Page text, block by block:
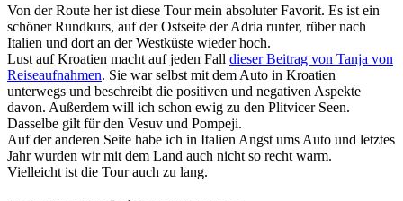
Von der Route her ist diese Tour mein absoluter Favorit. Es ist ein
schöner Rundkurs, auf der Ostseite der Adria runter, rüber nach
Italien und dort an der Westküste wieder hoch.
Lust auf Kroatien macht auf jeden Fall dieser Beitrag von Tanja von
Reiseaufnahmen. Sie war selbst mit dem Auto in Kroatien
unterwegs und beschreibt die positiven und negativen Aspekte
davon. Außerdem will ich schon ewig zu den Plitvicer Seen.
Dasselbe gilt für den Vesuv und Pompeji.
Auf der anderen Seite habe ich in Italien Angst ums Auto und letztes
Jahr wurden wir mit dem Land auch nicht so recht warm.
Vielleicht ist die Tour auch zu lang.